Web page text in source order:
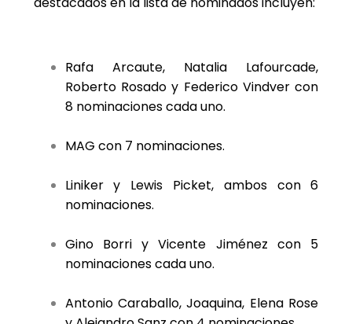
Rafa Arcaute, Natalia Lafourcade,
Roberto Rosado y Federico Vindver con
8 nominaciones cada uno.
MAG con 7 nominaciones.
Liniker y Lewis Picket, ambos con 6
nominaciones.
Gino Borri y Vicente Jiménez con 5
nominaciones cada uno.
Antonio Caraballo, Joaquina, Elena Rose